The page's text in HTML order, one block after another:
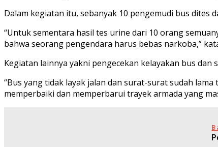
Dalam kegiatan itu, sebanyak 10 pengemudi bus dites
“Untuk sementara hasil tes urine dari 10 orang
bahwa seorang pengendara harus bebas narkoba,”
Kegiatan lainnya yakni pengecekan kelayakan bus
“Bus yang tidak layak jalan dan surat-surat sudah
memperbaiki dan memperbarui trayek armada yang